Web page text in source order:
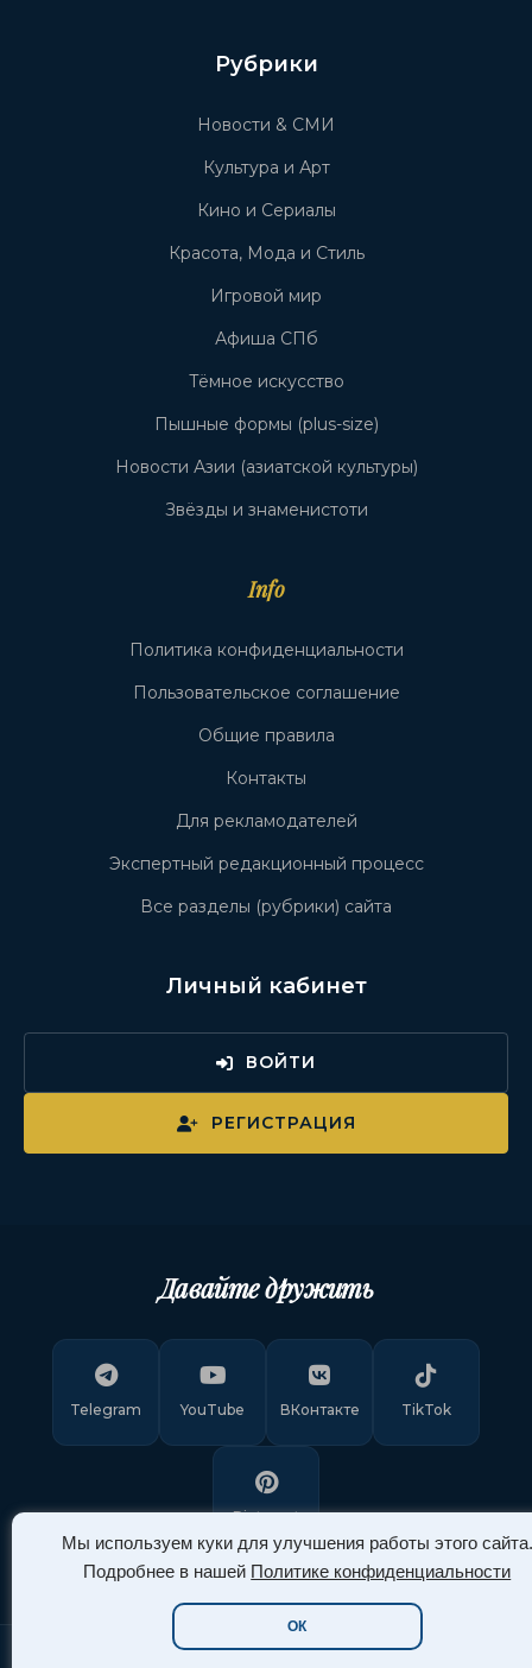
Мы используем куки для улучшения работы этого сайта.
Подробнее в нашей Политике конфиденциальности
ОК
Рубрики
Новости & СМИ
Культура и Арт
Кино и Сериалы
Красота, Мода и Стиль
Игровой мир
Афиша СПб
Тёмное искусство
Пышные формы (plus-size)
Новости Азии (азиатской культуры)
Звёзды и знаменистоти
Info
Политика конфиденциальности
Пользовательское соглашение
Общие правила
Контакты
Для рекламодателей
Экспертный редакционный процесс
Все разделы (рубрики) сайта
Личный кабинет
ВОЙТИ
РЕГИСТРАЦИЯ
Давайте дружить
Telegram YouTube ВКонтакте TikTok
Pinterest